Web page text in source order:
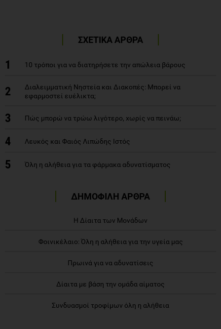
ΣΧΕΤΙΚΑ ΑΡΘΡΑ
1 10 τρόποι για να διατηρήσετε την απώλεια βάρους
2
Διαλειμματική Νηστεία και Διακοπές: Μπορεί να
εφαρμοστεί ευέλικτα;
3 Πώς μπορώ να τρώω λιγότερο, χωρίς να πεινάω;
4 Λευκός και Φαιός Λιπώδης Ιστός
5 Όλη η αλήθεια για τα φάρμακα αδυνατίσματος
ΔΗΜΟΦΙΛΗ ΑΡΘΡΑ
Η Δίαιτα των Μονάδων
Φοινικέλαιο: Όλη η αλήθεια για την υγεία μας
Πρωινά για να αδυνατίσεις
Δίαιτα με βάση την ομάδα αίματος
Συνδυασμοί τροφίμων όλη η αλήθεια